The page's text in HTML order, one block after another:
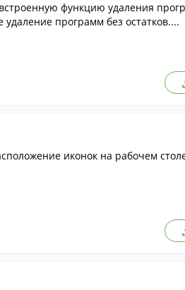
функцию удаления
программ без остатков....
иконок на рабочем